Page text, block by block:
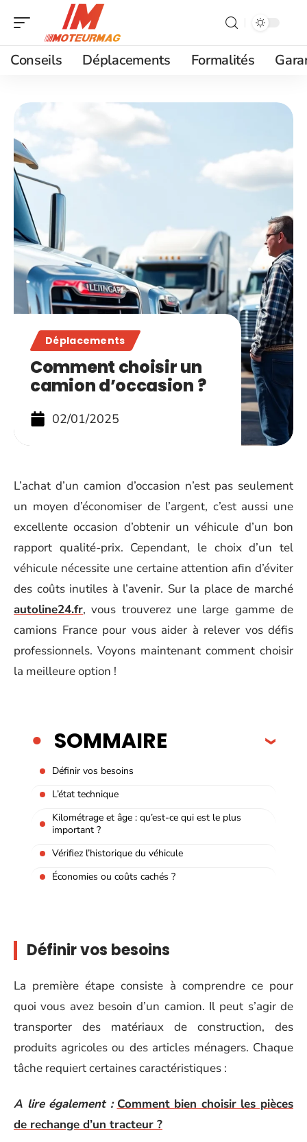
Conseils Déplacements Formalités
Déplacements
Comment choisir un
camion d’occasion ?
02/01/2025
L’achat d’un camion d’occasion n’est pas seulement
un moyen d’économiser de l’argent, c’est aussi une
excellente occasion d’obtenir un véhicule d’un bon
rapport qualité-prix. Cependant, le choix d’un tel
véhicule nécessite une certaine attention afin d’éviter
des coûts inutiles à l’avenir. Sur la place de marché
autoline24.fr, vous trouverez une large gamme de
camions France pour vous aider à relever vos défis
professionnels. Voyons maintenant comment choisir
la meilleure option !
SOMMAIRE
Définir vos besoins
L’état technique
Kilométrage et âge : qu’est-ce qui est le plus
important ?
Vérifiez l’historique du véhicule
Économies ou coûts cachés ?
Définir vos besoins
La première étape consiste à comprendre ce pour
quoi vous avez besoin d’un camion. Il peut s’agir de
transporter des matériaux de construction, des
produits agricoles ou des articles ménagers. Chaque
tâche requiert certaines caractéristiques :
A lire également : Comment bien choisir les pièces
de rechange d’un tracteur ?